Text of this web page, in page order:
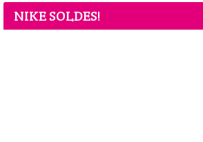
NIKE SOLDES!